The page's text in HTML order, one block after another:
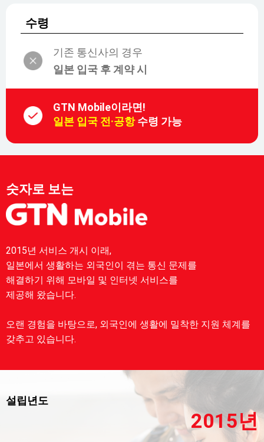
수령
기존 통신사의 경우
일본 입국 후 계약 시
GTN Mobile이라면!
일본 입국 전·공항수령 가능
숫자로 보는
2015년 서비스 개시 이래,
일본에서 생활하는 외국인이 겪는 통신 문제를
해결하기 위해 모바일 및 인터넷 서비스를
제공해 왔습니다.
오랜 경험을 바탕으로, 외국인에 생활에 밀착한 지원 체계를
갖추고 있습니다.
설립년도
2015년